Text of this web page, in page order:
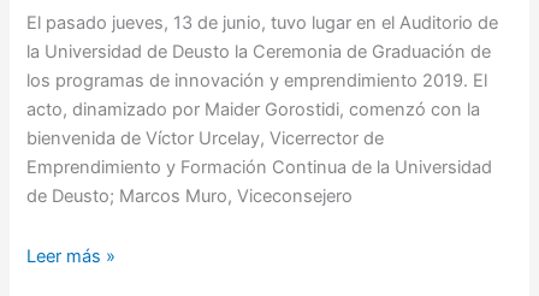
El pasado jueves, 13 de junio, tuvo lugar en el Auditorio de
la Universidad de Deusto la Ceremonia de Graduación de
los programas de innovación y emprendimiento 2019. El
acto, dinamizado por Maider Gorostidi, comenzó con la
bienvenida de Víctor Urcelay, Vicerrector de
Emprendimiento y Formación Continua de la Universidad
de Deusto; Marcos Muro, Viceconsejero
Leer más »